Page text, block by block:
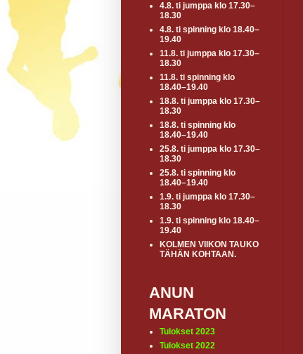
4.8. ti jumppa klo 17.30–
18.30
4.8. ti spinning klo 18.40–
19.40
11.8. ti jumppa klo 17.30–
18.30
11.8. ti spinning klo
18.40–19.40
18.8. ti jumppa klo 17.30–
18.30
18.8. ti spinning klo
18.40–19.40
25.8. ti jumppa klo 17.30–
18.30
25.8. ti spinning klo
18.40–19.40
1.9. ti jumppa klo 17.30–
18.30
1.9. ti spinning klo 18.40–
19.40
KOLMEN VIIKON TAUKO
TÄHÄN KOHTAAN.
ANUN
MARATON
Tulokset 2023
Tulokset 2022